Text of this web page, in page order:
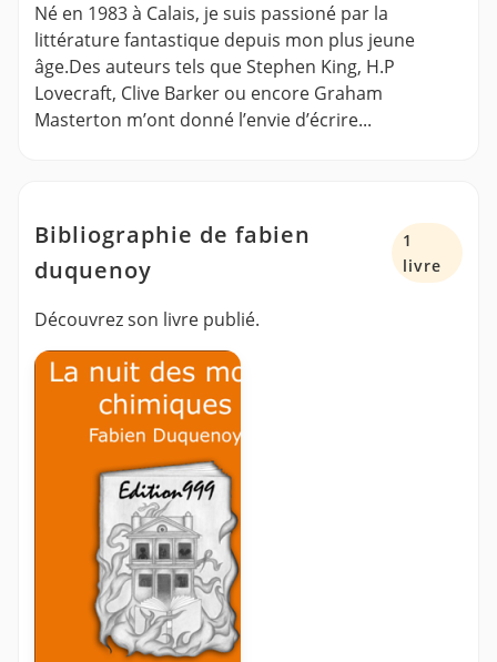
Né en 1983 à Calais, je suis passioné par la
littérature fantastique depuis mon plus jeune
âge.Des auteurs tels que Stephen King, H.P
Lovecraft, Clive Barker ou encore Graham
Masterton m’ont donné l’envie d’écrire...
Bibliographie de fabien
duquenoy
1
livre
Découvrez son livre publié.